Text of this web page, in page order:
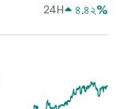
24H ৪.৪২%